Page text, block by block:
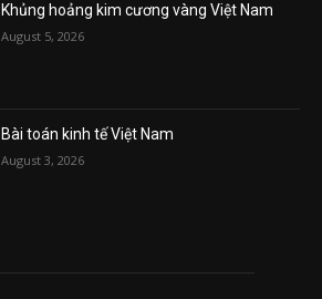
Khủng hoảng kim cương vàng Việt Nam
August 5, 2026
Bài toán kinh tế Việt Nam
August 3, 2026